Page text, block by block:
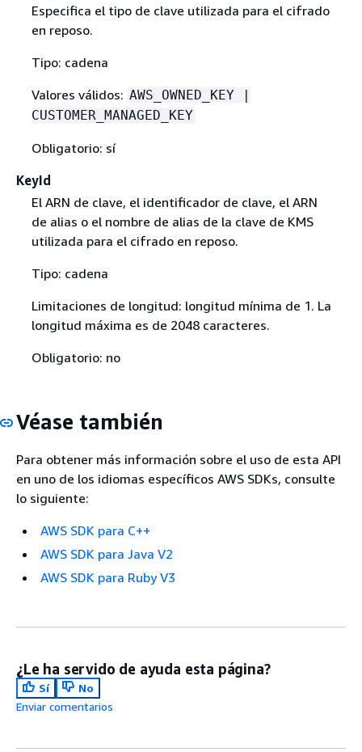
Especifica el tipo de clave utilizada para el cifrado
en reposo.
Tipo: cadena
Valores válidos: AWS_OWNED_KEY |
CUSTOMER_MANAGED_KEY
Obligatorio: sí
KeyId
El ARN de clave, el identificador de clave, el ARN
de alias o el nombre de alias de la clave de KMS
utilizada para el cifrado en reposo.
Tipo: cadena
Limitaciones de longitud: longitud mínima de 1. La
longitud máxima es de 2048 caracteres.
Obligatorio: no
Véase también
Para obtener más información sobre el uso de esta API
en uno de los idiomas específicos AWS SDKs, consulte
lo siguiente:
AWS SDK para C++
AWS SDK para Java V2
AWS SDK para Ruby V3
¿Le ha servido de ayuda esta página?
Sí
No
Enviar comentarios